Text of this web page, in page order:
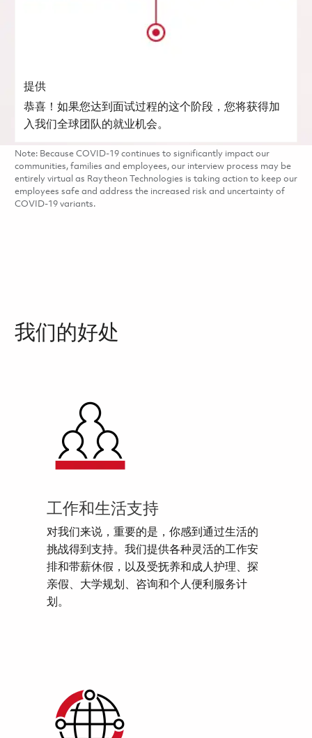
提供
恭喜！如果您达到面试过程的这个阶段，您将获得加
入我们全球团队的就业机会。
Note: Because COVID-19 continues to significantly impact our
communities, families and employees, our interview process may be
entirely virtual as Raytheon Technologies is taking action to keep our
employees safe and address the increased risk and uncertainty of
COVID-19 variants.
我们的好处
工作和生活支持
对我们来说，重要的是，你感到通过生活的
挑战得到支持。我们提供各种灵活的工作安
排和带薪休假，以及受抚养和成人护理、探
亲假、大学规划、咨询和个人便利服务计
划。